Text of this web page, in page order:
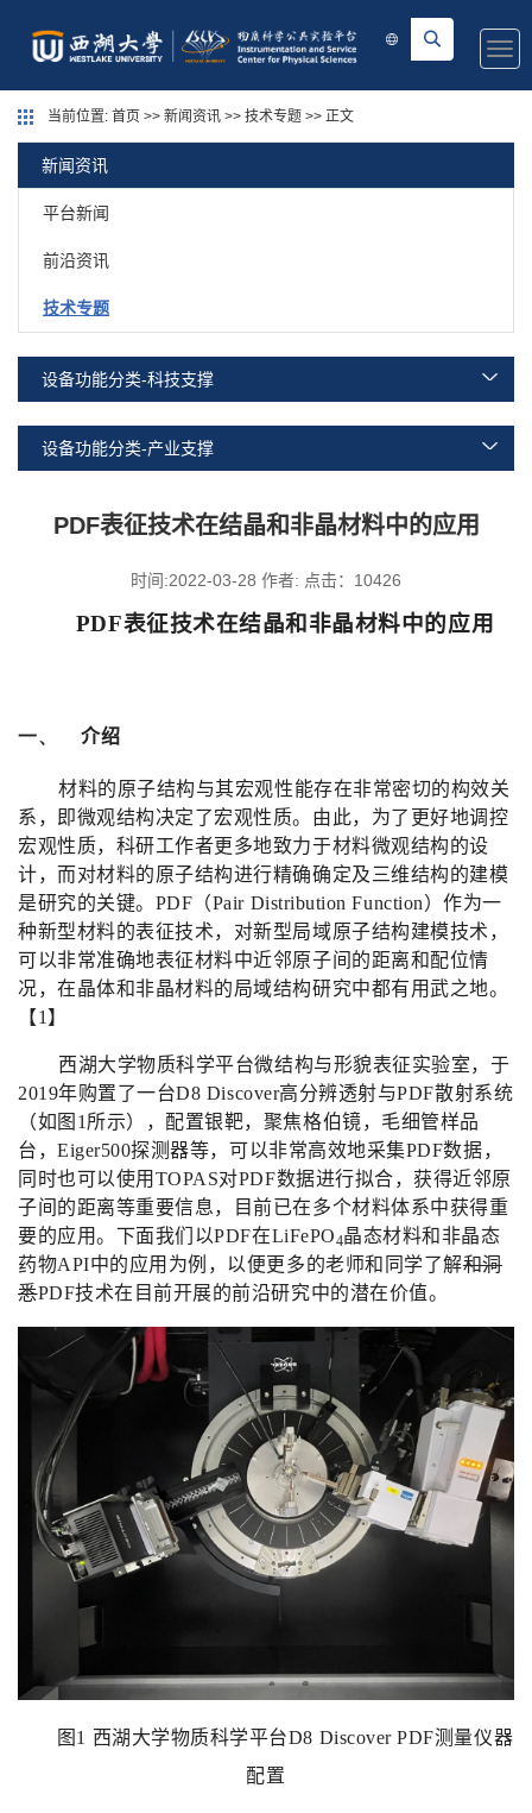
当前位置: 首页 >> 新闻资讯 >> 技术专题 >> 正文
新闻资讯
平台新闻
前沿资讯
技术专题
设备功能分类-科技支撑
设备功能分类-产业支撑
PDF表征技术在结晶和非晶材料中的应用
时间:2022-03-28 作者: 点击： 10426
PDF表征技术在结晶和非晶材料中的应用
一、 介绍
材料的原子结构与其宏观性能存在非常密切的构效关
系，即微观结构决定了宏观性质。由此，为了更好地调控
宏观性质，科研工作者更多地致力于材料微观结构的设
计，而对材料的原子结构进行精确确定及三维结构的建模
是研究的关键。 PDF （Pair Distribution Function）作为一
种新型材料的表征技术，对新型局域原子结构建模技术，
可以非常准确地表征材料中近邻原子间的距离和配位情
况，在晶体和非晶材料的局域结构研究中都有用武之地。
【1 】
西湖大学物质科学平台微结构与形貌表征实验室，于
2019年购置了一台D8 Discover高分辨透射与PDF散射系统
（如图 1 所示），配置银靶，聚焦格伯镜，毛细管样品
台，Eiger500探测器等，可以非常高效地采集PDF数据，
同时也可以使用 TOPAS对PDF数据进行拟合，获得近邻原
子间的距离等重要信息，目前已在多个材料体系中获得重
要的应用。下面我们以PDF在LiFePO4晶态材料和非晶态
药物API中的应用为例，以便更多的老师和同学了解和洞
悉PDF技术在目前开展的前沿研究中的潜在价值。
图 1 西湖大学物质科学平台D8 Discover PDF测量仪器
配置